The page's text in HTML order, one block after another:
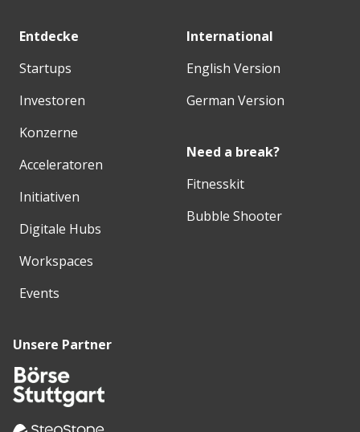
Entdecke
Startups
Investoren
Konzerne
Acceleratoren
Initiativen
Digitale Hubs
Workspaces
Events
International
English Version
German Version
Need a break?
Fitnesskit
Bubble Shooter
Unsere Partner